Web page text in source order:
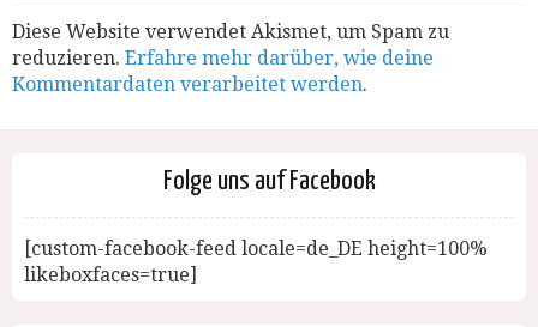
Diese Website verwendet Akismet, um Spam zu
reduzieren. Erfahre mehr darüber, wie deine
Kommentardaten verarbeitet werden.
Folge uns auf Facebook
[custom-facebook-feed locale=de_DE height=100%
likeboxfaces=true]